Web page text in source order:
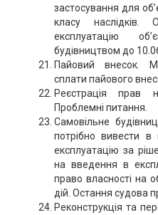
застосування для
класу наслідків.
експлуатацію
будівництвом до
Пайовий внесок.
сплати пайового
Реєстрація прав
Проблемні питання.
Самовільне
потрібно вивести
експлуатацію за
на введення в
право власності на
дій. Остання судова
Реконструкція та